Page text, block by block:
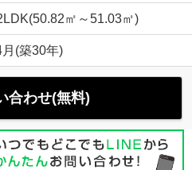
㎡～51.03㎡)
(築30年)
合わせ(無料)